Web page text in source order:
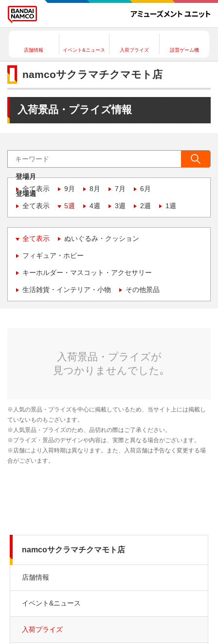
店舗情報 イベント&ニュース 入荷プライズ 設置ゲーム機
namcoサクラマチクマモト店
入荷景品・プライズ情報
登場月
全て表示
9月 8月 7月 6月
登場週
全て表示
5週 4週 3週 2週 1週
全て表示 ぬいぐるみ・クッション
フィギュア・ホビー
キーホルダー・マスコット・アクセサリー
生活雑貨・インテリア・小物 その他景品
namcoサクラマチクマモト店
店舗情報
イベント&ニュース
入荷プライズ